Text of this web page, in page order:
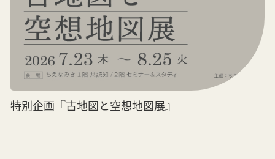
特別企画『古地図と空想地図展』